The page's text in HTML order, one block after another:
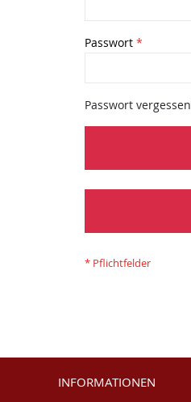
Passwort
Passwort
INFORMATIONEN